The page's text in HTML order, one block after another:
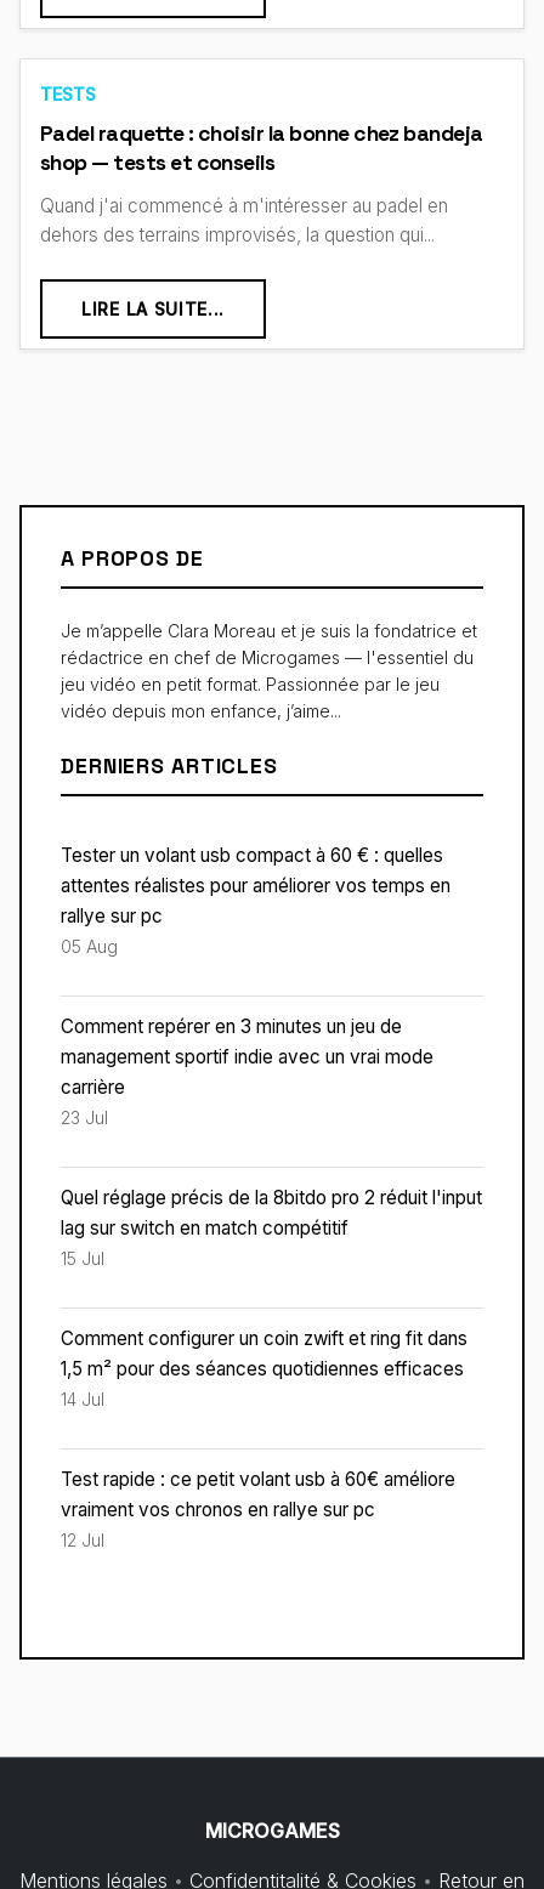
TESTS
Padel raquette : choisir la bonne chez bandeja
shop — tests et conseils
Quand j'ai commencé à m'intéresser au padel en
dehors des terrains improvisés, la question qui...
LIRE LA SUITE...
A PROPOS DE
Je m’appelle Clara Moreau et je suis la fondatrice et
rédactrice en chef de Microgames — l'essentiel du
jeu vidéo en petit format. Passionnée par le jeu
vidéo depuis mon enfance, j’aime...
DERNIERS ARTICLES
Tester un volant usb compact à 60 € : quelles
attentes réalistes pour améliorer vos temps en
rallye sur pc
05 Aug
Comment repérer en 3 minutes un jeu de
management sportif indie avec un vrai mode
carrière
23 Jul
Quel réglage précis de la 8bitdo pro 2 réduit l'input
lag sur switch en match compétitif
15 Jul
Comment configurer un coin zwift et ring fit dans
1,5 m² pour des séances quotidiennes efficaces
14 Jul
Test rapide : ce petit volant usb à 60€ améliore
vraiment vos chronos en rallye sur pc
12 Jul
MICROGAMES
Mentions légales • Confidentitalité & Cookies • Retour en